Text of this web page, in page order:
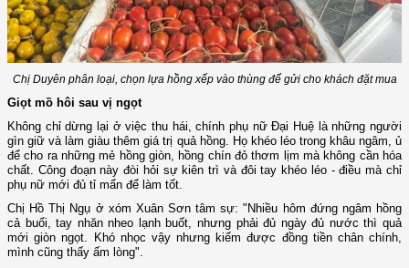
Chị Duyên phân loại, chọn lựa hồng xếp vào thùng để gửi cho khách đặt mua
Giọt mồ hôi sau vị ngọt
Không chỉ dừng lại ở việc thu hái, chính phụ nữ Đại Huệ là những người
gìn giữ và làm giàu thêm giá trị quả hồng. Họ khéo léo trong khâu ngâm, ủ
để cho ra những mẻ hồng giòn, hồng chín đỏ thơm lịm mà không cần hóa
chất. Công đoạn này đòi hỏi sự kiên trì và đôi tay khéo léo - điều mà chỉ
phụ nữ mới đủ tỉ mẩn để làm tốt.
Chị Hồ Thị Ngụ ở xóm Xuân Sơn tâm sự: "Nhiều hôm đứng ngâm hồng
cả buổi, tay nhăn nheo lạnh buốt, nhưng phải đủ ngày đủ nước thì quả
mới giòn ngọt. Khó nhọc vậy nhưng kiếm được đồng tiền chân chính,
mình cũng thấy ấm lòng".